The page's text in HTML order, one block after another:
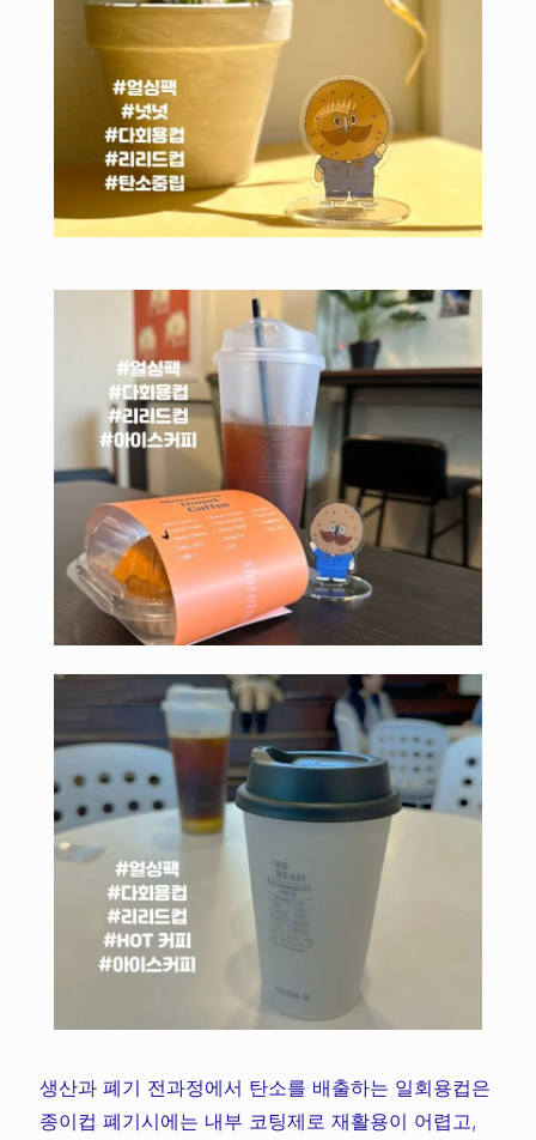
생산과 폐기 전과정에서 탄소를 배출하는 일회용컵은
종이컵 폐기시에는 내부 코팅제로 재활용이 어렵고,